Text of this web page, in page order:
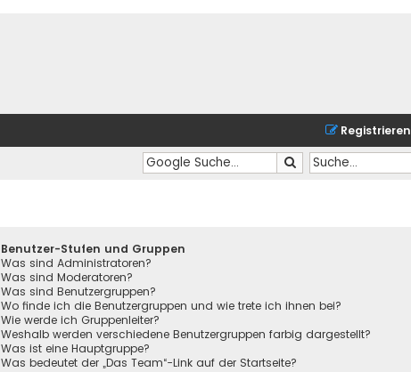
Registrieren
Suche
Benutzer-Stufen und Gruppen
Was sind Administratoren?
Was sind Moderatoren?
Was sind Benutzergruppen?
Wo finde ich die Benutzergruppen und wie trete ich ihnen bei?
Wie werde ich Gruppenleiter?
Weshalb werden verschiedene Benutzergruppen farbig dargestellt?
Was ist eine Hauptgruppe?
Was bedeutet der „Das Team“-Link auf der Startseite?